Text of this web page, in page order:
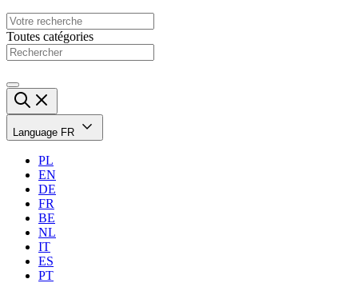
Toutes catégories
Language FR
PL
EN
DE
FR
BE
NL
IT
ES
PT